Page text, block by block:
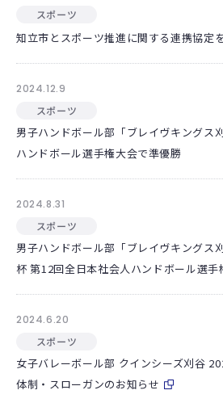
スポーツ
知立市とスポーツ推進に関する連携協定
2024.12.9
スポーツ
男子ハンドボール部「ブレイヴキングス
ハンドボール選手権大会で準優勝
2024.8.31
スポーツ
男子ハンドボール部「ブレイヴキングス
杯 第12回全日本社会人ハンドボール選手
2024.6.20
スポーツ
女子バレーボール部 クインシーズ刈谷
体制・スローガンのお知らせ